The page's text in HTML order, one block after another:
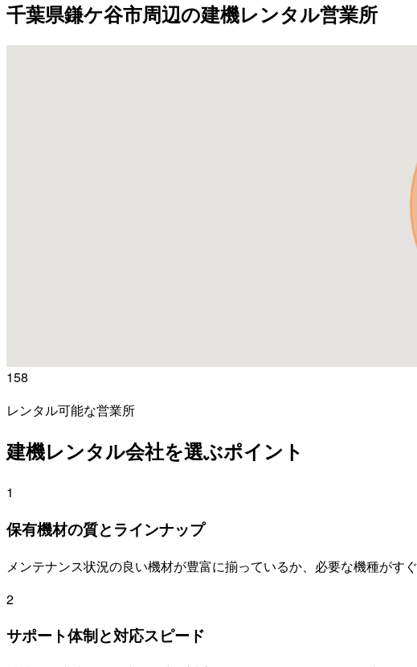
千葉県鎌ケ谷市周辺の建機レンタル営業所
158
レンタル可能な営業所
建機レンタル会社を選ぶポイント
1
保有機材の質とラインナップ
メンテナンス状況の良い機材が豊富に揃っているか、必要な機種がす
2
サポート体制と対応スピード